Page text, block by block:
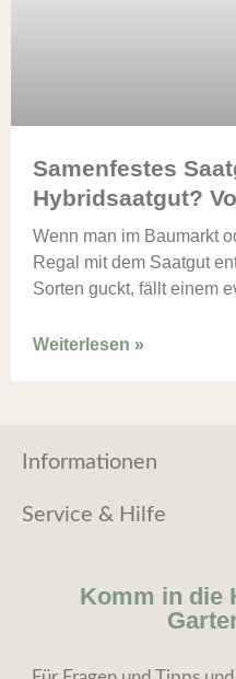
Samenfestes
Hybridsaatgut?
Wenn man im Baumarkt
Regal mit dem Saatgut
Sorten guckt, fällt einem
Weiterlesen »
Informationen
Service & Hilfe
Komm in die